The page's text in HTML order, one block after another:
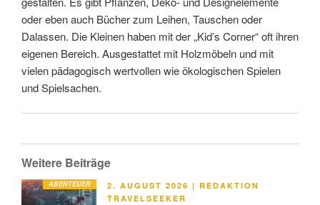
oder eben auch Bücher zum Leihen, Tauschen oder
Dalassen. Die Kleinen haben mit der „Kid’s Corner“ oft ihren
eigenen Bereich. Ausgestattet mit Holzmöbeln und mit
vielen pädagogisch wertvollen wie ökologischen Spielen
und Spielsachen.
Weitere Beiträge
ABENTEUER
VERÖFFENTLICHT
AM
2. AUGUST 2026 | REDAKTION
TRAVELSEEKER